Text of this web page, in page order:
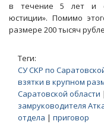
в течение 5 лет и
юстиции». Помимо
размере 200 тысяч
Теги:
СУ СКР по
взятки в крупном
Саратовской области |
замруководителя
отдела | приговор